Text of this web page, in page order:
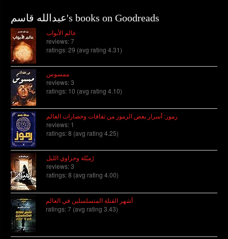
عبدالله قاسم's books on Goodreads
عالم الأبواب
reviews: 7
ratings: 29 (avg rating 4.31)
ممسوس
reviews: 3
ratings: 10 (avg rating 4.10)
رموز: أسرار بعض الرموز من ثقافات وحضارات العالم
reviews: 1
ratings: 8 (avg rating 4.25)
رُميّلة وحزاوي الليل
reviews: 3
ratings: 8 (avg rating 4.00)
أشهر القتلة المتسلسلين في العالم
ratings: 7 (avg rating 3.43)